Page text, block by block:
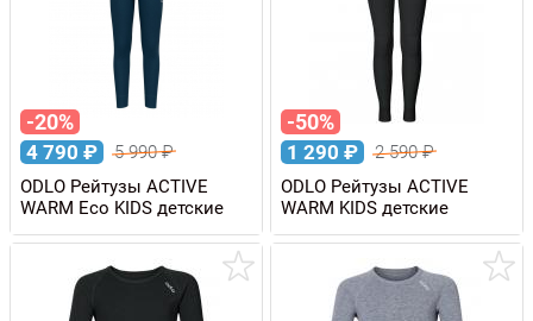
-20%
4 790 ₽ 5 990₽
ODLO Рейтузы ACTIVE
WARM Eco KIDS детские
-50%
1 290 ₽ 2 590₽
ODLO Рейтузы ACTIVE
WARM KIDS детские